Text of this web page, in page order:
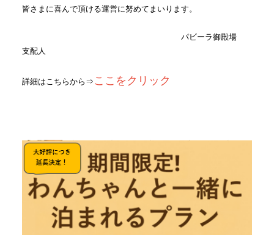
皆さまに喜んで頂ける運営に努めて まいります 。
パビーラ御殿場
支配人
詳細はこちらから⇒ ここをクリック